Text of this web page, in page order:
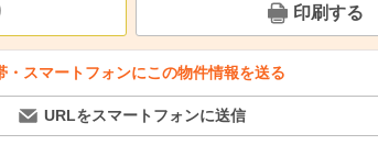
印刷する
・スマートフォンにこの物件情報を送る
URLをスマートフォンに送信